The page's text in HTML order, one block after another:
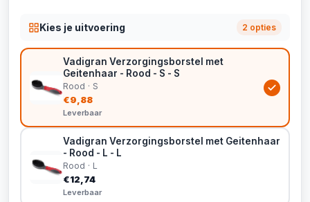
Kies je uitvoering 2 opties
Vadigran Verzorgingsborstel met
Geitenhaar - Rood - S - S
Rood · S
€9,88
Leverbaar
Vadigran Verzorgingsborstel met Geitenhaar
- Rood - L - L
Rood · L
€12,74
Leverbaar